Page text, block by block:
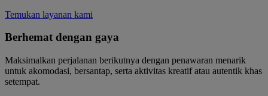
Temukan layanan kami
Berhemat dengan gaya
Maksimalkan perjalanan berikutnya dengan penawaran menarik
untuk akomodasi, bersantap, serta aktivitas kreatif atau autentik khas
setempat.